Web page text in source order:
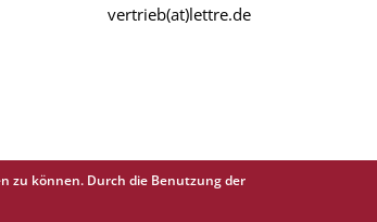
vertrieb(at)lettre.de
zu können. Durch die Benutzung der